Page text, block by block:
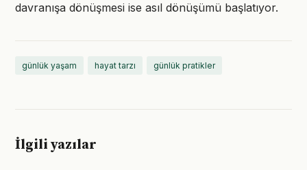
davranışa dönüşmesi ise asıl dönüşümü başlatıyor.
günlük yaşam hayat tarzı günlük pratikler
İlgili yazılar